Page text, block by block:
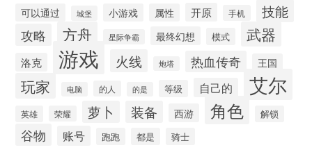
可以通过 城堡 小游戏 属性 开原 手机 技能
攻略 方舟 星际争霸 最终幻想 模式 武器
洛克 游戏 火线 炮塔 热血传奇 王国
玩家 电脑 的人 的是 等级 自己的 艾尔
英雄 荣耀 萝卜 装备 西游 角色 解锁
谷物 账号 跑跑 都是 骑士